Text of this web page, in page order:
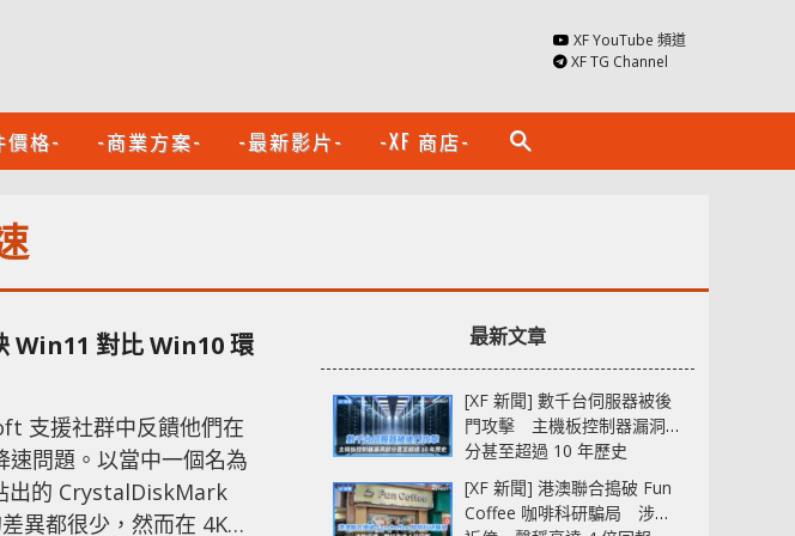
XF YouTube 頻道
XF TG Channel
價格- -商業方案- -最新影片- -XF 商店- search
Win11 對比 Win10 環
支援社群中反饋他們在
問題。以當中一個名為
出的 CrystalDiskMark
異都很少，然而在 4K
最新文章
[XF 新聞] 數千台伺服器被後
門攻擊 主機板控制器漏洞部
分甚至超過 10 年歷史
[XF 新聞] 港澳聯合搗破 Fun
Coffee 咖啡科研騙局 涉款